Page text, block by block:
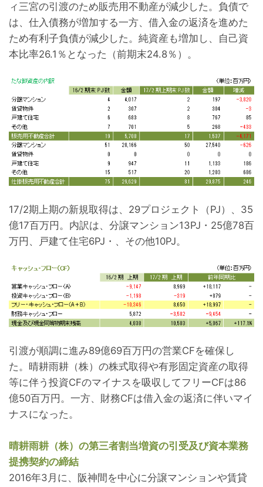
ィ三宮の引渡のため販売用不動産が減少した。負債で
は、仕入債務が増加する一方、借入金の返済を進めた
ため有利子負債が減少した。純資産も増加し、自己資
本比率26.1％となった（前期末24.8％）。
17/2期上期の新規取得は、29プロジェクト（PJ）、35
億17百万円。内訳は、分譲マンション13PJ・25億78百
万円、戸建て住宅6PJ・、その他10PJ。
引渡が順調に進み89億69百万円の営業CFを確保し
た。晴耕雨耕（株）の株式取得や有形固定資産の取得
等に伴う投資CFのマイナスを吸収してフリーCFは86
億50百万円。一方、財務CFは借入金の返済に伴いマイ
ナスになった。
晴耕雨耕（株）の第三者割当増資の引受及び資本業務
提携契約の締結
2016年3月に、阪神間を中心に分譲マンションや賃貸